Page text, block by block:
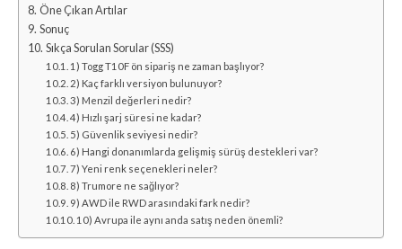
Öne Çıkan Artılar
Sonuç
Sıkça Sorulan Sorular (SSS)
1) Togg T10F ön sipariş ne zaman başlıyor?
2) Kaç farklı versiyon bulunuyor?
3) Menzil değerleri nedir?
4) Hızlı şarj süresi ne kadar?
5) Güvenlik seviyesi nedir?
6) Hangi donanımlarda gelişmiş sürüş destekleri var?
7) Yeni renk seçenekleri neler?
8) Trumore ne sağlıyor?
9) AWD ile RWD arasındaki fark nedir?
10) Avrupa ile aynı anda satış neden önemli?